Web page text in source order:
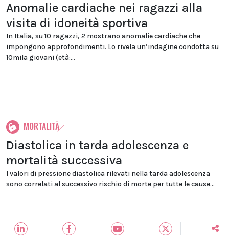
Anomalie cardiache nei ragazzi alla
visita di idoneità sportiva
In Italia, su 10 ragazzi, 2 mostrano anomalie cardiache che
impongono approfondimenti. Lo rivela un’indagine condotta su
10mila giovani (età:...
MORTALITÀ
Diastolica in tarda adolescenza e
mortalità successiva
I valori di pressione diastolica rilevati nella tarda adolescenza
sono correlati al successivo rischio di morte per tutte le cause...